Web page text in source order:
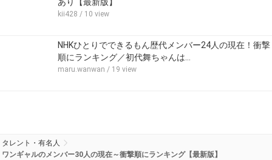
kii428 / 10 view
NHKひとりでできるもん歴代メンバー24人の現在！衝撃
順にランキング／初代舞ちゃんは…
maru.wanwan / 19 view
タレント・有名人
ワンギャルのメンバー30人の現在～衝撃順にランキング【最新版】